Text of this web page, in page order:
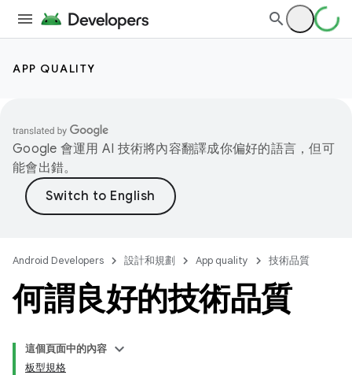
APP QUALITY
Google 會運用 AI 技術將內容翻譯成你偏好的語言，但可
能會出錯。
Android Developers 設計和規劃 App quality 技術品質
何謂良好的技術品質
這個頁面中的內容
板型規格